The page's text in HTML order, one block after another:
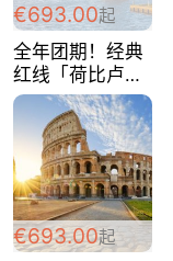
€693.00起
全年团期！经典
红线「荷比卢德
法」七天循环 五
国 仅售99欧/人/
天！巴黎上下！
包拼房~
€693.00起